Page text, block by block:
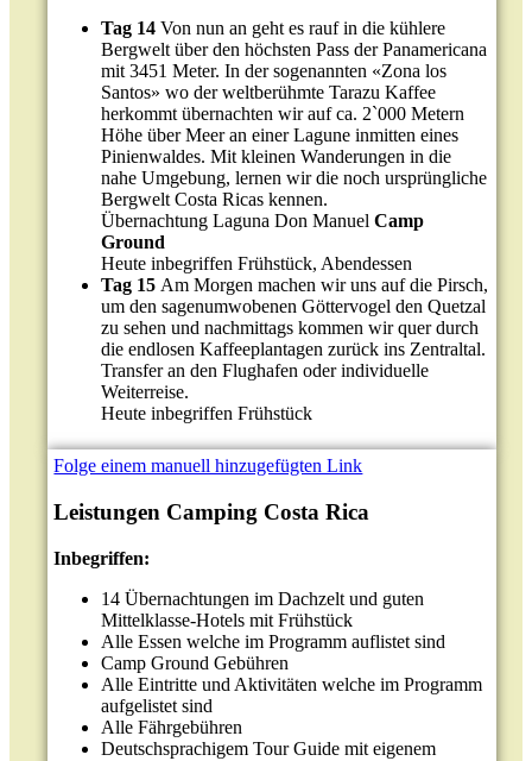
Tag 14 Von nun an geht es rauf in die kühlere
Bergwelt über den höchsten Pass der Panamericana
mit 3451 Meter. In der sogenannten «Zona los
Santos» wo der weltberühmte Tarazu Kaffee
herkommt übernachten wir auf ca. 2`000 Metern
Höhe über Meer an einer Lagune inmitten eines
Pinienwaldes. Mit kleinen Wanderungen in die
nahe Umgebung, lernen wir die noch ursprüngliche
Bergwelt Costa Ricas kennen.
Übernachtung Laguna Don Manuel Camp
Ground
Heute inbegriffen Frühstück, Abendessen
Tag 15 Am Morgen machen wir uns auf die Pirsch,
um den sagenumwobenen Göttervogel den Quetzal
zu sehen und nachmittags kommen wir quer durch
die endlosen Kaffeeplantagen zurück ins Zentraltal.
Transfer an den Flughafen oder individuelle
Weiterreise.
Heute inbegriffen Frühstück
Folge einem manuell hinzugefügten Link
Leistungen Camping Costa Rica
Inbegriffen:
14 Übernachtungen im Dachzelt und guten
Mittelklasse-Hotels mit Frühstück
Alle Essen welche im Programm auflistet sind
Camp Ground Gebühren
Alle Eintritte und Aktivitäten welche im Programm
aufgelistet sind
Alle Fährgebühren
Deutschsprachigem Tour Guide mit eigenem